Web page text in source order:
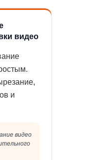
видео
и
видео